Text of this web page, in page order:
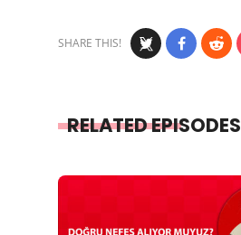
SHARE THIS!
RELATED EPISODES